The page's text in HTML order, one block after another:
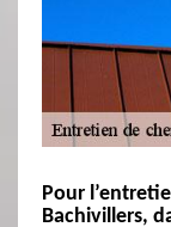
Pour
Bachivillers,